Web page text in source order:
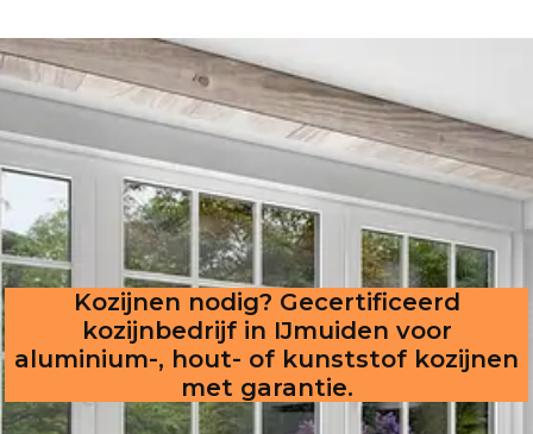
Kozijnen nodig? Gecertificeerd
kozijnbedrijf in IJmuiden voor
aluminium-, hout- of kunststof kozijnen
met garantie.